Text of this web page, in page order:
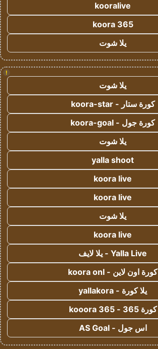
kooralive
koora 365
يلا شوت
!
يلا شوت
كورة ستار - koora-star
كورة جول - koora-goal
يلا شوت
yalla shoot
koora live
koora live
يلا شوت
koora live
Yalla Live - يلا لايف
كورة اون لاين - koora onl
يلا كورة - yallakora
كورة 365 - kooora 365
اس جول - AS Goal